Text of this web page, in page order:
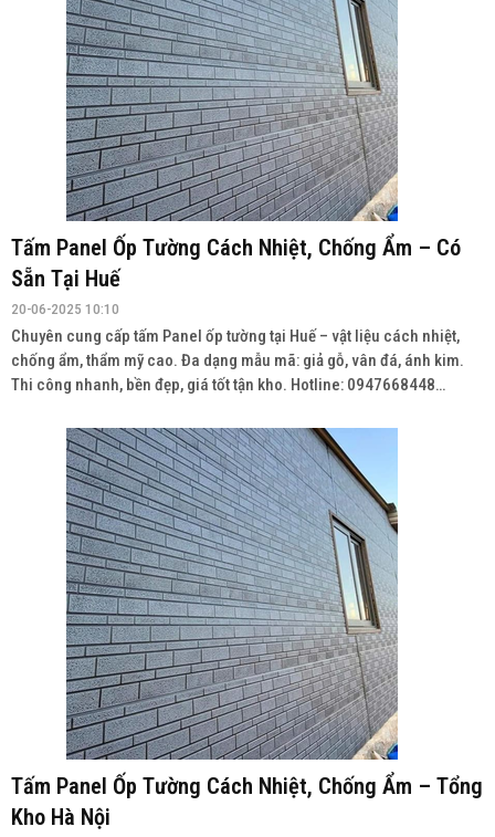
Tấm Panel Ốp Tường Cách Nhiệt, Chống Ẩm – Có
Sẵn Tại Huế
20-06-2025 10:10
Chuyên cung cấp tấm Panel ốp tường tại Huế – vật liệu cách nhiệt,
chống ẩm, thẩm mỹ cao. Đa dạng mẫu mã: giả gỗ, vân đá, ánh kim.
Thi công nhanh, bền đẹp, giá tốt tận kho. Hotline: 0947668448
Tấm Panel Ốp Tường Cách Nhiệt, Chống Ẩm – Tổng
Kho Hà Nội